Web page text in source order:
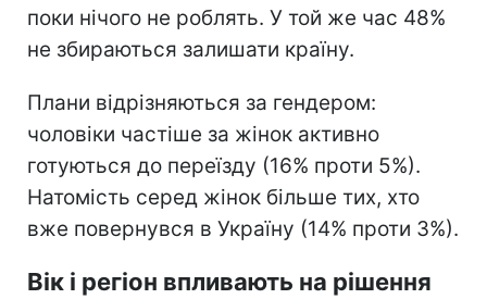
поки нічого не роблять. У той же час 48%
не збираються залишати країну.
Плани відрізняються за гендером:
чоловіки частіше за жінок активно
готуються до переїзду (16% проти 5%).
Натомість серед жінок більше тих, хто
вже повернувся в Україну (14% проти 3%).
Вік і регіон впливають на рішення